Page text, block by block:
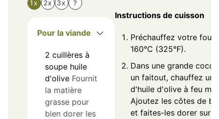
1x 2x 3x ?
Pour la viande
2 cuillères à
soupe huile
d'olive Fournit
la matière
grasse pour
bien dorer les
Instructions de cuisson
Préchauffez votre four
160°C (325°F).
Dans une grande
un faitout, chauffez un
d'huile d'olive à feu
Ajoutez les côtes de
et faites-les dorer sur